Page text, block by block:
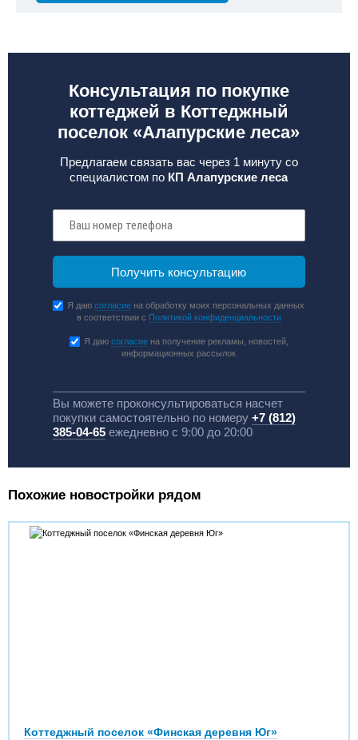
Консультация по покупке
коттеджей в Коттеджный
поселок «Алапурские леса»
Предлагаем связать вас через 1 минуту со
специалистом по КП Алапурские леса
Я даюсогласие на обработку моих персональных данных
в соответствии с Политикой конфиденциальности
Я даю согласиена получение рекламы, новостей,
информационных рассылок
Вы можете проконсультироваться насчет
покупки самостоятельно по номеру +7 (812)
385-04-65ежедневно с 9:00 до 20:00
Похожие новостройки рядом
Коттеджный поселок «Финская деревня Юг»